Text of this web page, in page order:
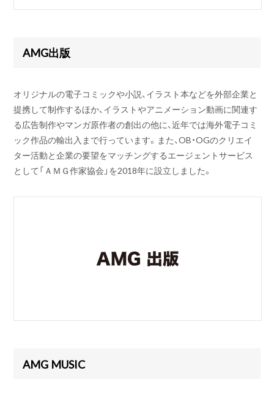
AMG出版
オリジナルの電子コミックや小説、イラスト本などを外部企業と
提携して制作するほか、イラストやアニメーション動画に関連す
る広告制作やマンガ原作者の創出の他に、近年では海外電子コミ
ック作品の輸出入まで行っています。また、OB・OGのクリエイ
ター活動と企業の要望をマッチングするエージェントサービス
として「ＡＭＧ作家協会」を2018年に設立しました。
AMG MUSIC